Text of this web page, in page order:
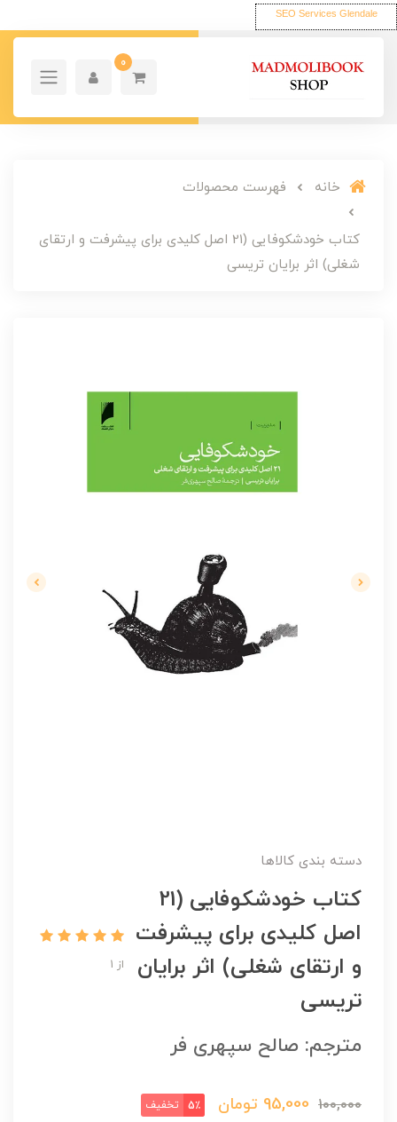
SEO Services Glendale
0
خانه فهرست محصولات
کتاب خودشکوفایی (21 اصل کلیدی برای پیشرفت و ارتقای
شغلی) اثر برایان تریسی
دسته بندی کالاها
کتاب خودشکوفایی (21
اصل کلیدی برای پیشرفت
و ارتقای شغلی) اثر برایان
تریسی
از 1
مترجم: صالح سپهری فر
100,000
95,000 تومان 5٪ تخفیف